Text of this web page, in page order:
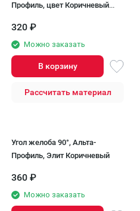
Профиль, цвет Коричневый
320 ₽
Можно заказать
В корзину
Рассчитать материал
Угол желоба 90°, Альта-
Профиль, Элит Коричневый
360 ₽
Можно заказать